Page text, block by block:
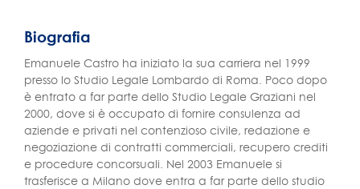
Biografia
Emanuele Castro ha iniziato la sua carriera nel 1999
presso lo Studio Legale Lombardo di Roma. Poco dopo
è entrato a far parte dello Studio Legale Graziani nel
2000, dove si è occupato di fornire consulenza ad
aziende e privati nel contenzioso civile, redazione e
negoziazione di contratti commerciali, recupero crediti
e procedure concorsuali. Nel 2003 Emanuele si
trasferisce a Milano dove entra a far parte dello studio